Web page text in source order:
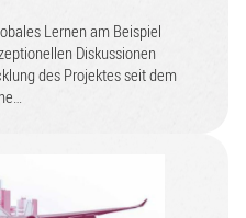
Lernen am Beispiel
Diskussionen
des Projektes seit dem